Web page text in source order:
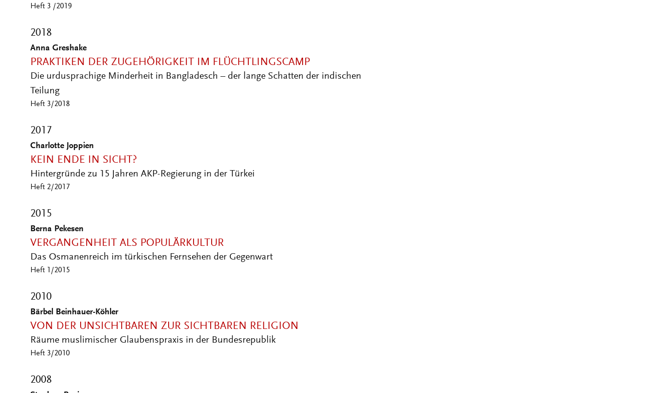
Heft 3 /2019
2018
Anna Greshake
PRAKTIKEN DER ZUGEHÖRIGKEIT IM FLÜCHTLINGSCAMP
Die urdusprachige Minderheit in Bangladesch – der lange Schatten der indischen
Teilung
Heft 3/2018
2017
Charlotte Joppien
KEIN ENDE IN SICHT?
Hintergründe zu 15 Jahren AKP-Regierung in der Türkei
Heft 2/2017
2015
Berna Pekesen
VERGANGENHEIT ALS POPULÄRKULTUR
Das Osmanenreich im türkischen Fernsehen der Gegenwart
Heft 1/2015
2010
Bärbel Beinhauer-Köhler
VON DER UNSICHTBAREN ZUR SICHTBAREN RELIGION
Räume muslimischer Glaubenspraxis in der Bundesrepublik
Heft 3/2010
2008